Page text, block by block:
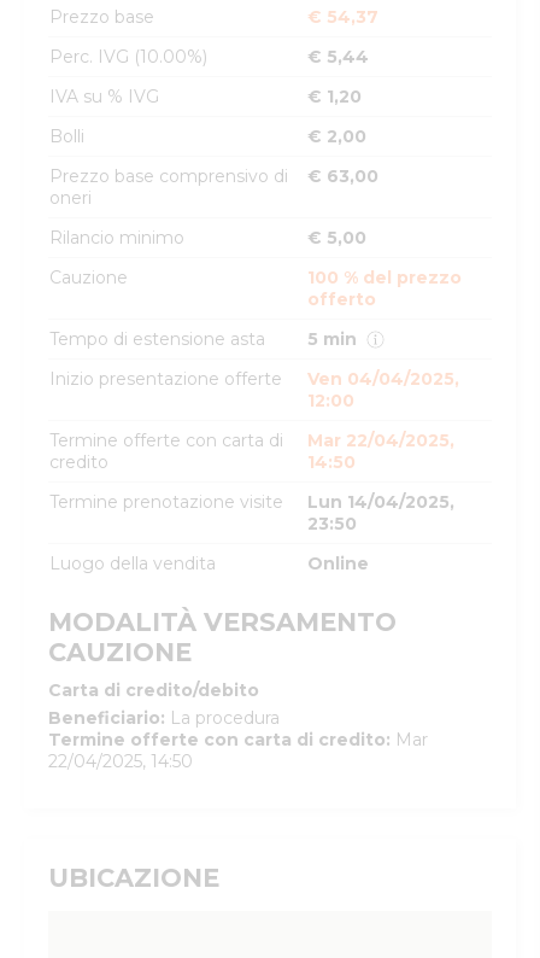
Prezzo base
€ 54,37
Perc. IVG (10.00%)
€ 5,44
IVA su % IVG
€ 1,20
Bolli
€ 2,00
Prezzo base comprensivo di
oneri
€ 63,00
Rilancio minimo
€ 5,00
Cauzione
100 % del prezzo
offerto
Tempo di estensione asta
5 min
Inizio presentazione offerte
Ven 04/04/2025,
12:00
Termine offerte con carta di
credito
Mar 22/04/2025,
14:50
Termine prenotazione visite
Lun 14/04/2025,
23:50
Luogo della vendita
Online
MODALITÀ VERSAMENTO
CAUZIONE
Carta di credito/debito
Beneficiario: La procedura
Termine offerte con carta di credito: Mar
22/04/2025, 14:50
UBICAZIONE